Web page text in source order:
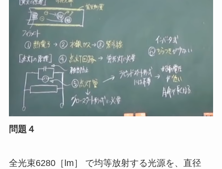
問題４
全光束6280［lm］ で均等放射する光源を、直径